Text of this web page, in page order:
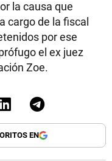
la causa que
cargo de la fiscal
por ese
el ex juez
Zoe.
EN